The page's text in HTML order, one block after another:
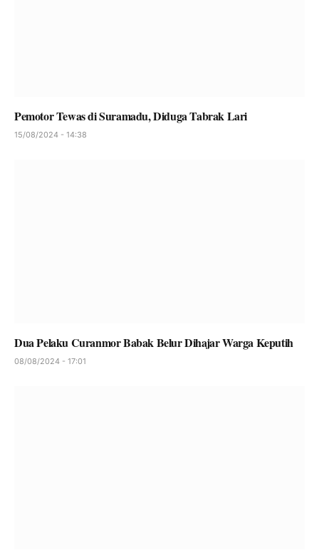
Pemotor Tewas di Suramadu, Diduga Tabrak Lari
15/08/2024 - 14:38
Dua Pelaku Curanmor Babak Belur Dihajar Warga Keputih
08/08/2024 - 17:01